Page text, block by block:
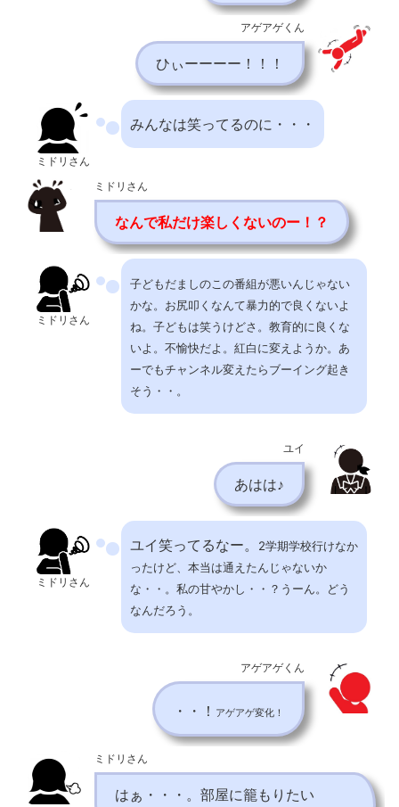
アゲアゲくん
ひぃーーーー！！！
ミドリさん
みんなは笑ってるのに・・・
ミドリさん
なんで私だけ楽しくないのー！？
ミドリさん
子どもだましのこの番組が悪いんじゃない
かな。お尻叩くなんて暴力的で良くないよ
ね。子どもは笑うけどさ。教育的に良くな
いよ。不愉快だよ。紅白に変えようか。あ
ーでもチャンネル変えたらブーイング起き
そう・・。
ユイ
あはは♪
ミドリさん
ユイ笑ってるなー。
2学期学校行けなか
ったけど、本当は通えたんじゃないか
な・・。私の甘やかし・・？うーん。どう
なんだろう。
アゲアゲくん
・・！ アゲアゲ変化！
ミドリさん
はぁ・・・。部屋に籠もりたい